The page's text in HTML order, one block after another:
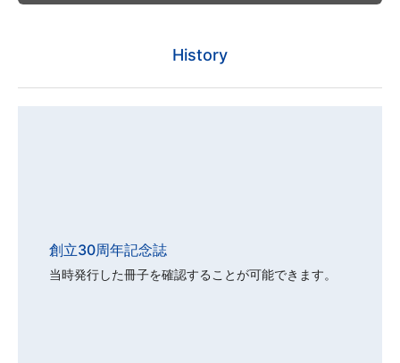
History
創立30周年記念誌
当時発行した冊子を確認することが可能できます。